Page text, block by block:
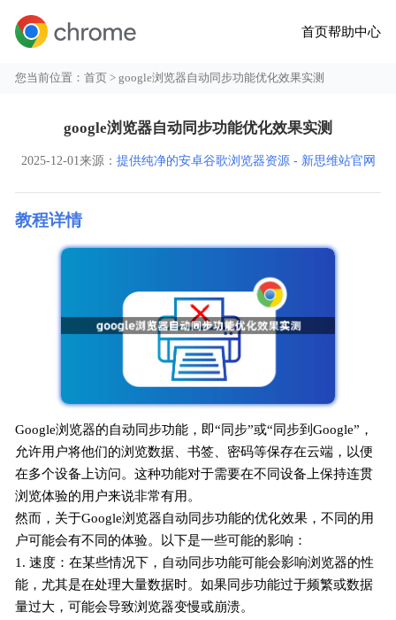
首页帮助中心
您当前位置：首页 > google浏览器自动同步功能优化效果实测
google浏览器自动同步功能优化效果实测
2025-12-01来源： 提供纯净的安卓谷歌浏览器资源 - 新思维站官网
教程详情
Google浏览器的自动同步功能，即“同步”或“同步到Google”，
允许用户将他们的浏览数据、书签、密码等保存在云端，以便
在多个设备上访问。这种功能对于需要在不同设备上保持连贯
浏览体验的用户来说非常有用。
然而，关于Google浏览器自动同步功能的优化效果，不同的用
户可能会有不同的体验。以下是一些可能的影响：
1. 速度：在某些情况下，自动同步功能可能会影响浏览器的性
能，尤其是在处理大量数据时。如果同步功能过于频繁或数据
量过大，可能会导致浏览器变慢或崩溃。